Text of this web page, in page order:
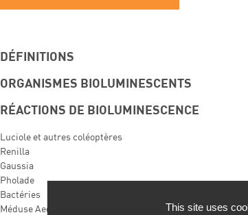
DÉFINITIONS
ORGANISMES BIOLUMINESCENTS
RÉACTIONS DE BIOLUMINESCENCE
Luciole et autres coléoptères
Renilla
Gaussia
Pholade
Bactéries
Méduse Aequorea, GFP et mutants
This site uses